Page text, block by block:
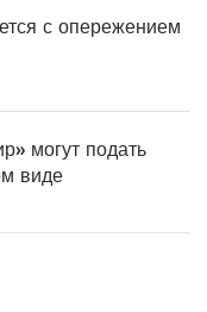
с опережением
могут подать
виде